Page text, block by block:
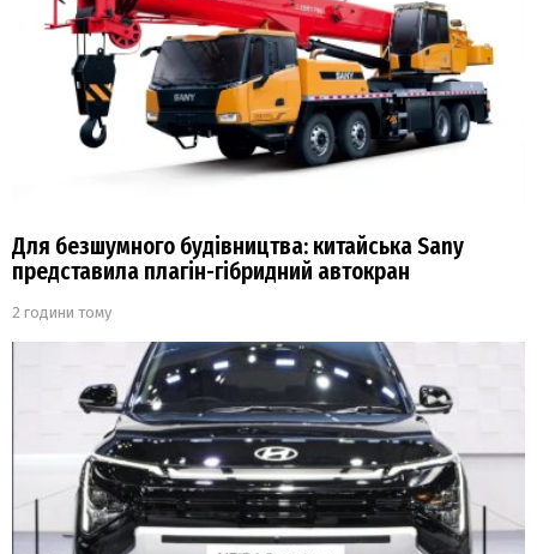
Для безшумного будівництва: китайська Sany
представила плагін-гібридний автокран
2 години тому